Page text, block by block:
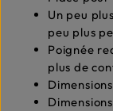
Un peu
peu plus
Poignée
plus de